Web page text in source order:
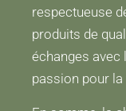
respectueuse
produits de
échanges avec
passion pour